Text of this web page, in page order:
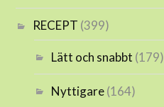
RECEPT (399)
Lätt och snabbt (179)
Nyttigare(164)